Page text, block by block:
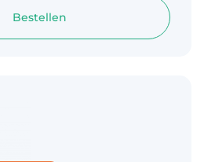
Bestellen